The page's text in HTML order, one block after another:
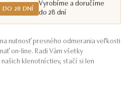
DO 28 DNÍ
Vyrobíme a doručíme
do 28 dní
nutnosť presného odmerania veľkosti
on-line. Radi Vám všetky
klenotníctiev, stačí si len